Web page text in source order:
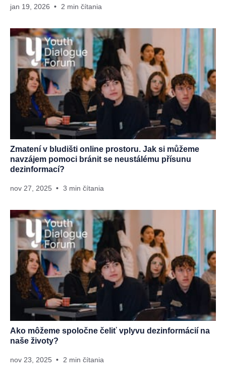
jan 19, 2026 2 min čítania
Zmatení v bludišti online prostoru. Jak si můžeme
navzájem pomoci bránit se neustálému přísunu
dezinformací?
nov 27, 2025 3 min čítania
Ako môžeme spoločne čeliť vplyvu dezinformácií na
naše životy?
nov 23, 2025 2 min čítania